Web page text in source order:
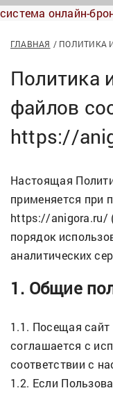
система онлайн-
ГЛАВНАЯ ПОЛИТИКА
Политика
файлов
https://
Настоящая
применяется при
https://anigora.ru/
порядок
аналитических
1. Общие
1.1. Посещая
соглашается с
соответствии с
1.2. Если